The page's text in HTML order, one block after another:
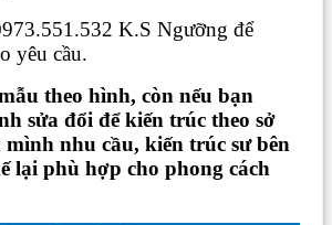
K.S Ngưỡng để
yêu cầu.
theo hình, còn nếu bạn
sửa đổi để kiến trúc theo sở
nhu cầu, kiến trúc sư bên
lại phù hợp cho phong cách